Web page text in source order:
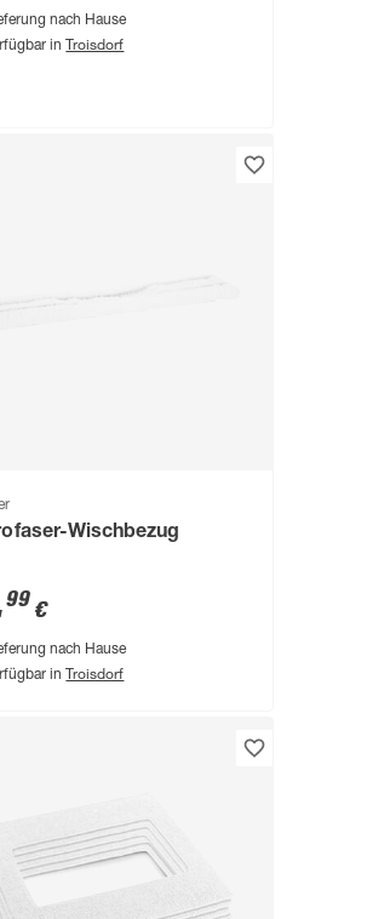
nach Hause
in Troisdorf
Wischbezug
99 €
nach Hause
in Troisdorf